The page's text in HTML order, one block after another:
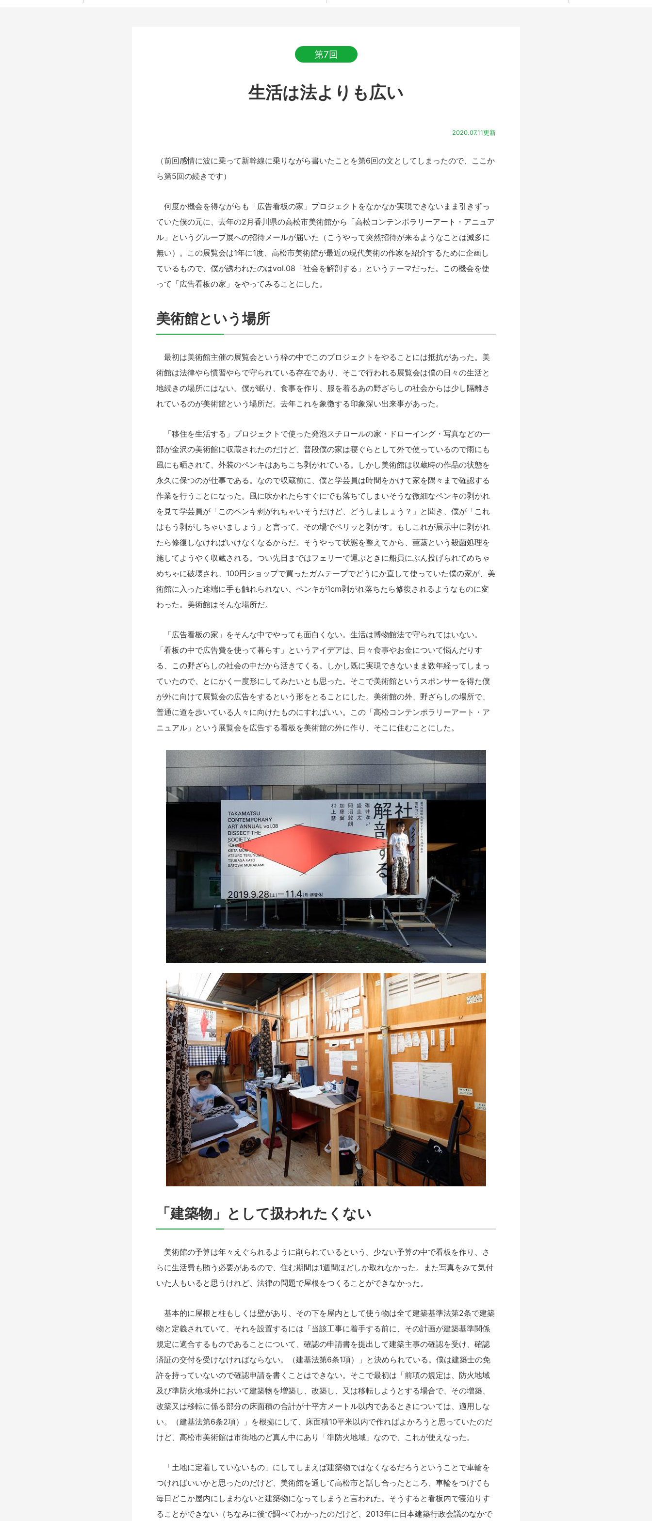
第7回
生活は法よりも広い
2020.07.11更新
（前回感情に波に乗って新幹線に乗りながら書いたことを第6回の文としてしまったので、ここか
ら第5回の続きです）
何度か機会を得ながらも「広告看板の家」プロジェクトをなかなか実現できないまま引きずっ
ていた僕の元に、去年の2月香川県の高松市美術館から「高松コンテンポラリーアート・アニュア
ル」というグループ展への招待メールが届いた（こうやって突然招待が来るようなことは滅多に
無い）。この展覧会は1年に1度、高松市美術館が最近の現代美術の作家を紹介するために企画し
ているもので、僕が誘われたのはvol.08「社会を解剖する」というテーマだった。この機会を使
って「広告看板の家」をやってみることにした。
美術館という場所
最初は美術館主催の展覧会という枠の中でこのプロジェクトをやることには抵抗があった。美
術館は法律やら慣習やらで守られている存在であり、そこで行われる展覧会は僕の日々の生活と
地続きの場所にはない。僕が眠り、食事を作り、服を着るあの野ざらしの社会からは少し隔離さ
れているのが美術館という場所だ。去年これを象徴する印象深い出来事があった。
「移住を生活する」プロジェクトで使った発泡スチロールの家・ドローイング・写真などの一
部が金沢の美術館に収蔵されたのだけど、普段僕の家は寝ぐらとして外で使っているので雨にも
風にも晒されて、外装のペンキはあちこち剥がれている。しかし美術館は収蔵時の作品の状態を
永久に保つのが仕事である。なので収蔵前に、僕と学芸員は時間をかけて家を隅々まで確認する
作業を行うことになった。風に吹かれたらすぐにでも落ちてしまいそうな微細なペンキの剥がれ
を見て学芸員が「このペンキ剥がれちゃいそうだけど、どうしましょう？」と聞き、僕が「これ
はもう剥がしちゃいましょう」と言って、その場でペリッと剥がす。もしこれが展示中に剥がれ
たら修復しなければいけなくなるからだ。そうやって状態を整えてから、薫蒸という殺菌処理を
施してようやく収蔵される。つい先日まではフェリーで運ぶときに船員にぶん投げられてめちゃ
めちゃに破壊され、100円ショップで買ったガムテープでどうにか直して使っていた僕の家が、美
術館に入った途端に手も触れられない、ペンキが1cm剥がれ落ちたら修復されるようなものに変
わった。美術館はそんな場所だ。
「広告看板の家」をそんな中でやっても面白くない。生活は博物館法で守られてはいない。
「看板の中で広告費を使って暮らす」というアイデアは、日々食事やお金について悩んだりす
る、この野ざらしの社会の中だから活きてくる。しかし既に実現できないまま数年経ってしまっ
ていたので、とにかく一度形にしてみたいとも思った。そこで美術館というスポンサーを得た僕
が外に向けて展覧会の広告をするという形をとることにした。美術館の外、野ざらしの場所で、
普通に道を歩いている人々に向けたものにすればいい。この「高松コンテンポラリーアート・ア
ニュアル」という展覧会を広告する看板を美術館の外に作り、そこに住むことにした。
「建築物」として扱われたくない
美術館の予算は年々えぐられるように削られているという。少ない予算の中で看板を作り、さ
らに生活費も賄う必要があるので、住む期間は1週間ほどしか取れなかった。また写真をみて気付
いた人もいると思うけれど、法律の問題で屋根をつくることができなかった。
基本的に屋根と柱もしくは壁があり、その下を屋内として使う物は全て建築基準法第2条で建築
物と定義されていて、それを設置するには「当該工事に着手する前に、その計画が建築基準関係
規定に適合するものであることについて、確認の申請書を提出して建築主事の確認を受け、確認
済証の交付を受けなければならない。（建基法第6条1項）」と決められている。僕は建築士の免
許を持っていないので確認申請を書くことはできない。そこで最初は「前項の規定は、防火地域
及び準防火地域外において建築物を増築し、改築し、又は移転しようとする場合で、その増築、
改築又は移転に係る部分の床面積の合計が十平方メートル以内であるときについては、適用しな
い。（建基法第6条2項）」を根拠にして、床面積10平米以内で作ればよかろうと思っていたのだ
けど、高松市美術館は市街地のど真ん中にあり「準防火地域」なので、これが使えなった。
「土地に定着していないもの」にしてしまえば建築物ではなくなるだろうということで車輪を
つければいいかと思ったのだけど、美術館を通して高松市と話し合ったところ、車輪をつけても
毎日どこか屋内にしまわないと建築物になってしまうと言われた。そうすると看板内で寝泊りす
ることができない（ちなみに後で調べてわかったのだけど、2013年に日本建築行政会議のなかで